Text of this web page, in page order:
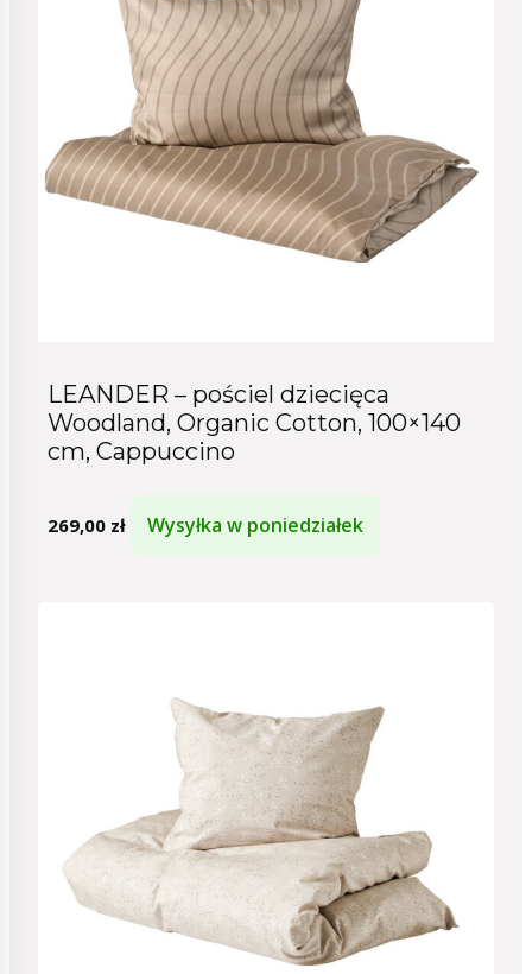
LEANDER – pościel dziecięca
Woodland, Organic Cotton, 100×140
cm, Cappuccino
269,00 zł Wysyłka w poniedziałek